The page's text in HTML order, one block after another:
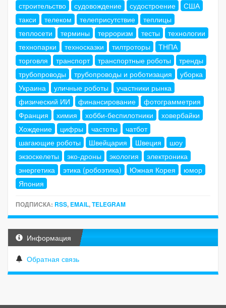
строительство
судовождение судостроение
США
такси
телеком телеприсутствие
теплицы
теплосети
термины терроризм тесты
технологии
технопарки
техносказки тилтроторы
ТНПА
торговля
транспорт транспортные роботы
тренды
трубопроводы
трубопроводы и роботизация
уборка
Украина
уличные роботы
участники рынка
физический ИИ
финансирование
фотограмметрия
Франция
химия хобби-беспилотники
ховербайки
Хождение
цифры частоты
чатбот
шагающие роботы
Швейцария Швеция
шоу
экзоскелеты
эко-дроны экология
электроника
энергетика
этика (робоэтика) Южная Корея
юмор
Япония
ПОДПИСКА: RSS, EMAIL,TELEGRAM
Информация
Обратная связь